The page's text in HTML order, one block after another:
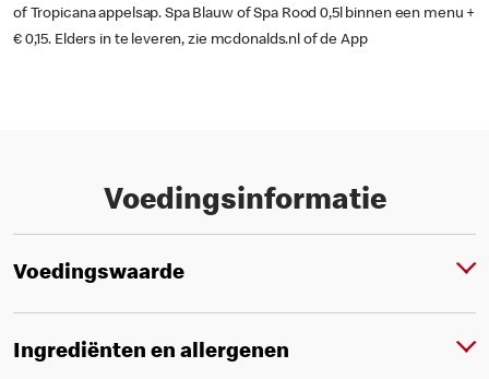
of Tropicana appelsap. Spa Blauw of Spa Rood 0,5l binnen een menu +
€ 0,15. Elders in te leveren, zie mcdonalds.nl of de App
Voedingsinformatie
Voedingswaarde
Ingrediënten en allergenen